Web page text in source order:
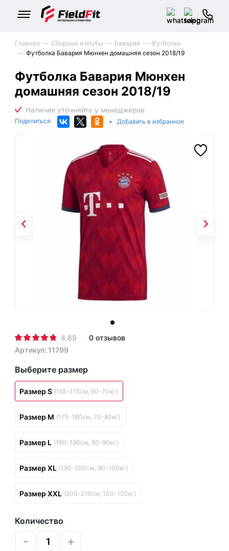
Главная Сборные и клубы Бавария
Футболки
Футболка Бавария Мюнхен домашняя сезон 2018/19
Футболка Бавария Мюнхен
домашняя сезон 2018/19
Поделиться • Добавить в избранное
4.89
0 отзывов
Артикул: 11799
Выберите размер
Размер S (165-175см, 60-70кг)
Размер M (175-180см, 70-80кг)
Размер L (180-190см, 80-90кг)
Размер XL (190-200см, 90-100кг)
Размер XXL (200-210см, 100-120кг)
Количество
- +